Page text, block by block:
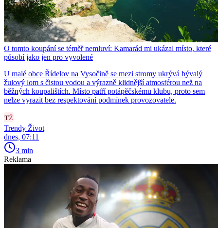
O tomto koupání se téměř nemluví: Kamarád mi ukázal místo, které
působí jako jen pro vyvolené
U malé obce Řídelov na Vysočině se mezi stromy ukrývá bývalý
žulový lom s čistou vodou a výrazně klidnější atmosférou než na
běžných koupalištích. Místo patří potápěčskému klubu, proto sem
nelze vyrazit bez respektování podmínek provozovatele.
Trendy Život
dnes, 07:11
3 min
Reklama